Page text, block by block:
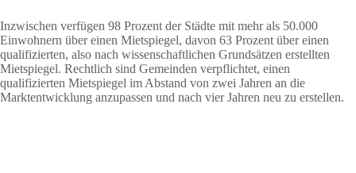
Inzwischen verfügen 98 Prozent der Städte mit mehr als 50.000
Einwohnern über einen Mietspiegel, davon 63 Prozent über einen
qualifizierten, also nach wissenschaftlichen Grundsätzen erstellten
Mietspiegel. Rechtlich sind Gemeinden verpflichtet, einen
qualifizierten Mietspiegel im Abstand von zwei Jahren an die
Marktentwicklung anzupassen und nach vier Jahren neu zu erstellen.